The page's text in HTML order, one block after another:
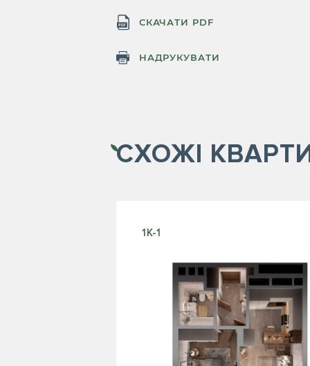
СКАЧАТИ PDF
НАДРУКУВАТИ
СХОЖІ
1К-1